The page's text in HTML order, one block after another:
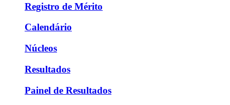
Registro de Mérito
Calendário
Núcleos
Resultados
Painel de Resultados